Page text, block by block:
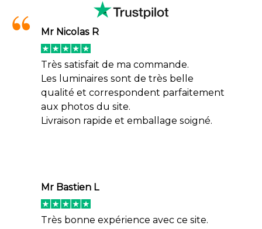
Mr Nicolas R
Très satisfait de ma commande.
Les luminaires sont de très belle
qualité et correspondent parfaitement
aux photos du site.
Livraison rapide et emballage soigné.
Mr Bastien L
Très bonne expérience avec ce site.